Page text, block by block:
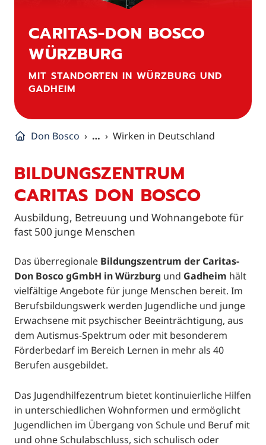
CARITAS-DON BOSCO
WÜRZBURG
MIT STANDORTEN IN WÜRZBURG UND
GADHEIM
Don Bosco … Wirken in Deutschland
BILDUNGSZENTRUM
CARITAS DON BOSCO
Ausbildung, Betreuung und Wohnangebote für
fast 500 junge Menschen
Das überregionale Bildungszentrum der Caritas-
Don Bosco gGmbH in Würzburg und Gadheim hält
vielfältige Angebote für junge Menschen bereit. Im
Berufsbildungswerk werden Jugendliche und junge
Erwachsene mit psychischer Beeinträchtigung, aus
dem Autismus-Spektrum oder mit besonderem
Förderbedarf im Bereich Lernen in mehr als 40
Berufen ausgebildet.
Das Jugendhilfezentrum bietet kontinuierliche Hilfen
in unterschiedlichen Wohnformen und ermöglicht
Jugendlichen im Übergang von Schule und Beruf mit
und ohne Schulabschluss, sich schulisch oder